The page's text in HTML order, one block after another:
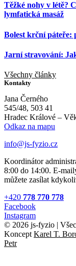
Těžké nohy v létě?
lymfatická masáž
Bolest krční páteře:
Jarní stravování:
Všechny články
Kontakty
Jana Černého
545/48, 503 41
Hradec Králové –
Odkaz na mapu
info@js-fyzio.cz
Koordinátor
8:00 do 14:00. E-
můžete zasílat
+420 778 770 778
Facebook
Instagram
© 2026 js-fyzio |
Koncept Karel T.
Petr